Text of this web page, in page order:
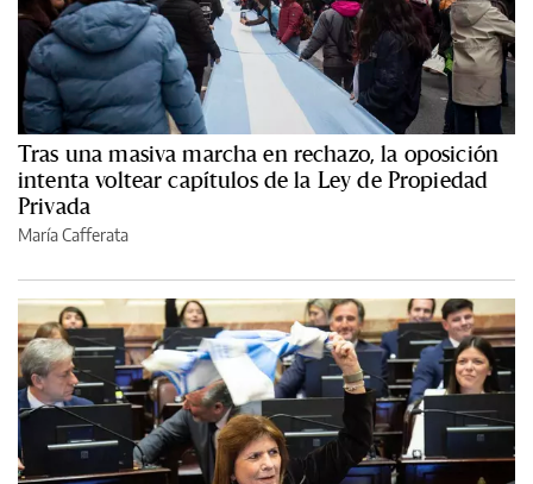
Tras una masiva marcha en rechazo, la oposición
intenta voltear capítulos de la Ley de Propiedad
Privada
María Cafferata